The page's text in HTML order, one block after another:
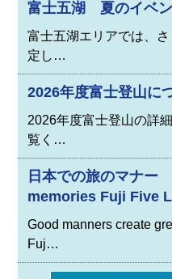
富士五湖 夏のイベ
富士五湖エリアでは、
定し…
2026年度富士登山に
2026年度富士登山の詳
覧く…
日本での旅のマナ
memories Fuji Five
Good manners create
Fuj…